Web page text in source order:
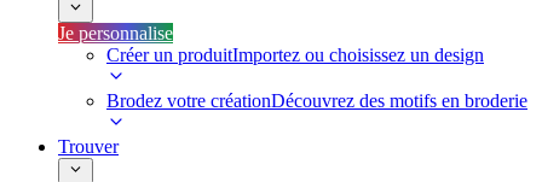
Je personnalise
Créer un produitImportez ou choisissez un design
Brodez votre créationDécouvrez des motifs en broderie
Trouver